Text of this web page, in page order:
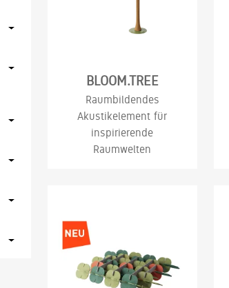
BLOOM.TREE
Raumbildendes
Akustikelement für
inspirierende
Raumwelten